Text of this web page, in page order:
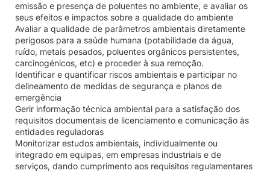
emissão e presença de poluentes no ambiente, e avaliar os
seus efeitos e impactos sobre a qualidade do ambiente
Avaliar a qualidade de parâmetros ambientais diretamente
perigosos para a saúde humana (potabilidade da água,
ruído, metais pesados, poluentes orgânicos persistentes,
carcinogénicos, etc) e proceder à sua remoção.
Identificar e quantificar riscos ambientais e participar no
delineamento de medidas de segurança e planos de
emergência
Gerir informação técnica ambiental para a satisfação dos
requisitos documentais de licenciamento e comunicação às
entidades reguladoras
Monitorizar estudos ambientais, individualmente ou
integrado em equipas, em empresas industriais e de
serviços, dando cumprimento aos requisitos regulamentares